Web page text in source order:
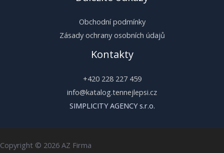
Obchodní podmínky
Zásady ochrany osobních údajů
Kontakty
+420 228 227 459
info@katalog.tennejlepsi.cz
SIMPLICITY AGENCY s.r.o.
Copyright © 2026 AZ Firma